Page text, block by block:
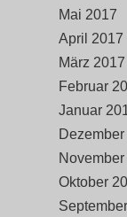
Mai 2017
April 2017
März 2017
Februar
Januar
Oktober